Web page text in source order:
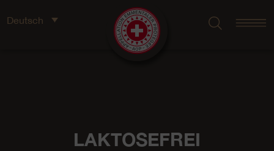
Deutsch
LAKTOSEFREI